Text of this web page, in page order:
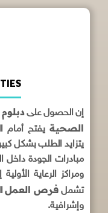
إن الحصول على
الصحية يفتح أمام
يتزايد الطلب بشكل
مبادرات الجودة
ومراكز الرعاية
تشمل فرص العمل
وإشرافية.